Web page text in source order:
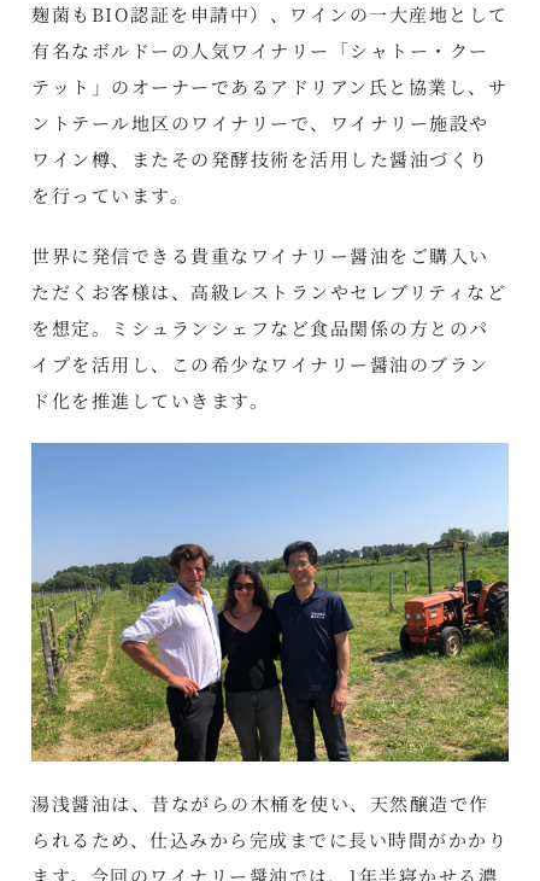
麹菌もBIO認証を申請中）、ワインの一大産地として
有名なボルドーの人気ワイナリー「シャトー・クー
テット」のオーナーであるアドリアン氏と協業し、サ
ントテール地区のワイナリーで、ワイナリー施設や
ワイン樽、またその発酵技術を活用した醤油づくり
を行っています。
世界に発信できる貴重なワイナリー醤油をご購入い
ただくお客様は、高級レストランやセレブリティなど
を想定。ミシュランシェフなど食品関係の方とのパ
イプを活用し、この希少なワイナリー醤油のブラン
ド化を推進していきます。
湯浅醤油は、昔ながらの木桶を使い、天然醸造で作
られるため、仕込みから完成までに長い時間がかかり
ます。今回のワイナリー醤油では、1年半寝かせる濃